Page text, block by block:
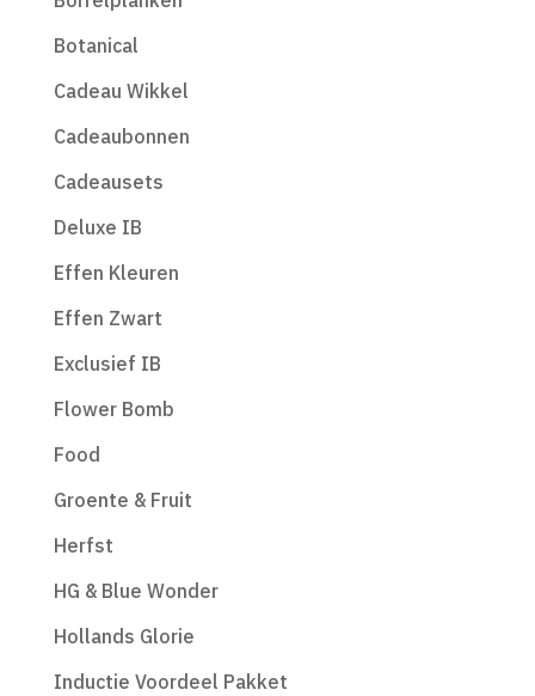
Botanical
Cadeau Wikkel
Cadeaubonnen
Cadeausets
Deluxe IB
Effen Kleuren
Effen Zwart
Exclusief IB
Flower Bomb
Food
Groente & Fruit
Herfst
HG & Blue Wonder
Hollands Glorie
Inductie Voordeel Pakket